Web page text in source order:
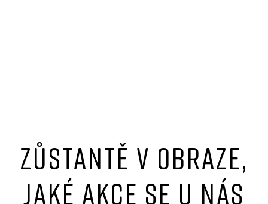
Zůstantě v obraze,
jaké akce se u nás